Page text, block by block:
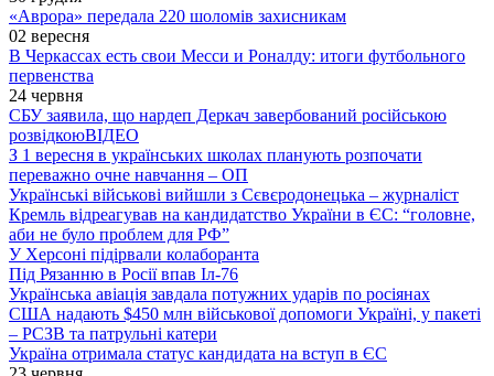
«Аврора» передала 220 шоломів захисникам
02 вересня
В Черкассах есть свои Месси и Роналду: итоги футбольного
первенства
24 червня
СБУ заявила, що нардеп Деркач завербований російською
розвідкоюВІДЕО
З 1 вересня в українських школах планують розпочати
переважно очне навчання – ОП
Українські військові вийшли з Сєвєродонецька – журналіст
Кремль відреагував на кандидатство України в ЄС: “головне,
аби не було проблем для РФ”
У Херсоні підірвали колаборанта
Під Рязанню в Росії впав Іл-76
Українська авіація завдала потужних ударів по росіянах
США надають $450 млн військової допомоги Україні, у пакеті
– РСЗВ та патрульні катери
Україна отримала статус кандидата на вступ в ЄС